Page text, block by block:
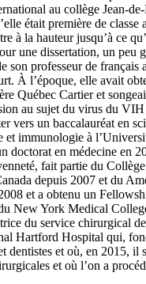
au collège Jean-
était première de classe
à la hauteur jusqu’à ce
une dissertation, un peu
son professeur de français
À l’époque, elle avait
Québec Cartier et
au sujet du virus du
vers un baccalauréat en
et immunologie à
doctorat en médecine en
fait partie du
depuis 2007 et du
et a obtenu un
New York Medical
du service chirurgical
Hartford Hospital qui,
dentistes et où, en 2015, il
et où l’on a